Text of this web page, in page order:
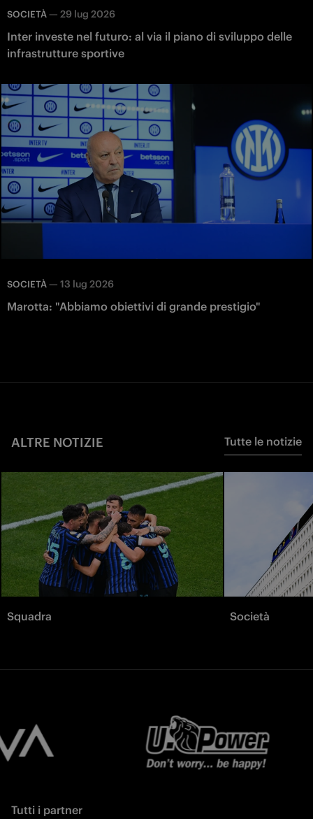
SOCIETÀ — 29 lug 2026
Inter investe nel futuro: al via il piano di sviluppo delle
infrastrutture sportive
SOCIETÀ — 13 lug 2026
Marotta: "Abbiamo obiettivi di grande prestigio"
ALTRE NOTIZIE Tutte le notizie
Squadra Società
Tutti i partner